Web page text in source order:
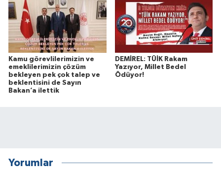
Kamu görevlilerimizin ve
emeklilerimizin çözüm
bekleyen pek çok talep ve
beklentisini de Sayın
Bakan’a ilettik
DEMİREL: TÜİK Rakam
Yazıyor, Millet Bedel
Ödüyor!
Yorumlar